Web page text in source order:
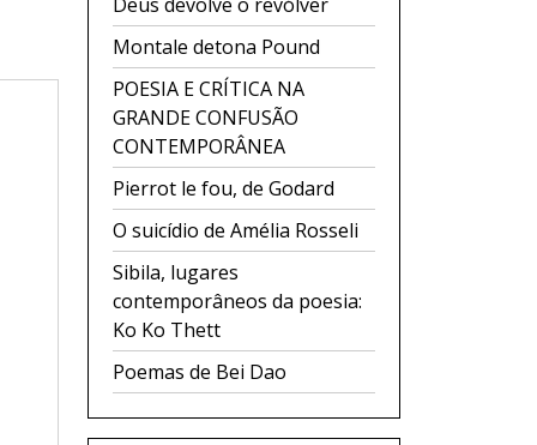
Montale detona Pound
POESIA E CRÍTICA NA
GRANDE CONFUSÃO
CONTEMPORÂNEA
Pierrot le fou, de Godard
O suicídio de Amélia Rosseli
Sibila, lugares
contemporâneos da poesia:
Ko Ko Thett
Poemas de Bei Dao